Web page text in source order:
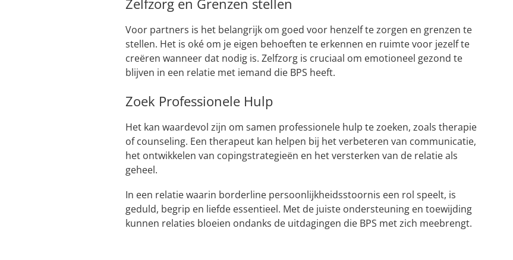
Voor partners is het belangrijk om goed voor henzelf te zorgen en grenzen te
stellen. Het is oké om je eigen behoeften te erkennen en ruimte voor jezelf te
creëren wanneer dat nodig is. Zelfzorg is cruciaal om emotioneel gezond te
blijven in een relatie met iemand die BPS heeft.
Zoek Professionele Hulp
Het kan waardevol zijn om samen professionele hulp te zoeken, zoals therapie
of counseling. Een therapeut kan helpen bij het verbeteren van communicatie,
het ontwikkelen van copingstrategieën en het versterken van de relatie als
geheel.
In een relatie waarin borderline persoonlijkheidsstoornis een rol speelt, is
geduld, begrip en liefde essentieel. Met de juiste ondersteuning en toewijding
kunnen relaties bloeien ondanks de uitdagingen die BPS met zich meebrengt.